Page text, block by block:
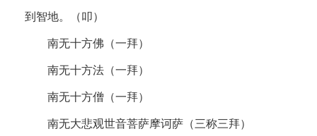
到智地。（叩）
南无十方佛（一拜）
南无十方法（一拜）
南无十方僧（一拜）
南无大悲观世音菩萨摩诃萨（三称三拜）